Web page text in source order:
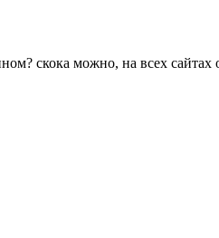
скока можно, на всех сайтах